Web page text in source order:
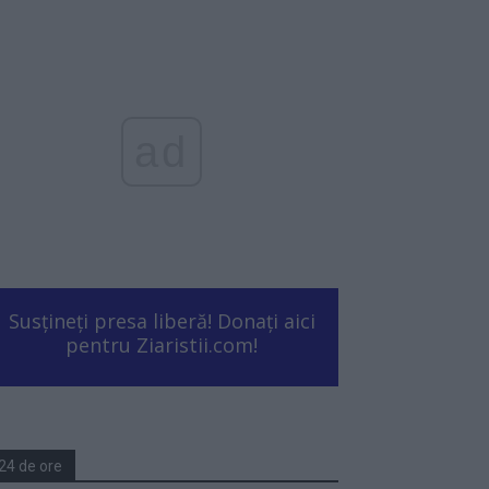
Susțineți presa liberă! Donați aici
pentru Ziaristii.com!
de ore